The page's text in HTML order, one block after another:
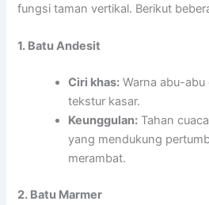
fungsi taman vertikal. Berikut
1. Batu Andesit
Ciri khas: Warna abu-
tekstur kasar.
Keunggulan: Tahan
yang mendukung
merambat.
2. Batu Marmer